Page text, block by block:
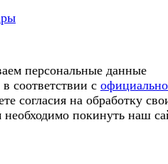
персональные данные
соответствии с
согласия на обработку
покинуть наш